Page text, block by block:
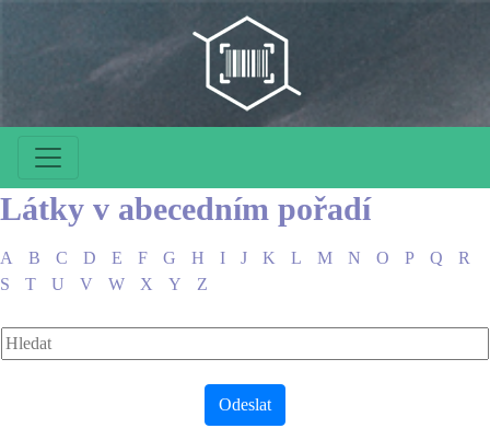
Látky v abecedním pořadí
A B C D E F G H I J K L M N O P Q
R
S
T U V W X Y Z